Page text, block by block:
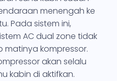
menengah ke
Pada sistem ini,
AC dual zone tidak
kompressor.
akan selalu
kabin di aktifkan.